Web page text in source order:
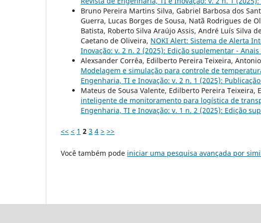
Bruno Pereira Martins Silva, Gabriel Barbosa dos
Guerra, Lucas Borges de Sousa, Natã Rodrigues de
Batista, Roberto Silva Araújo Assis, André Luís Silva
Caetano de Oliveira, NOKI Alert: Sistema de Alerta
Inovação: v. 2 n. 2 (2025): Edição suplementar - Anais
Alexsander Corrêa, Edilberto Pereira Teixeira,
Modelagem e simulação para controle de
Engenharia, TI e Inovação: v. 2 n. 1 (2025):
Mateus de Sousa Valente, Edilberto Pereira Teixeira,
inteligente de monitoramento para logística de
Engenharia, TI e Inovação: v. 1 n. 2 (2025): Edição
<< < 1 2 3 4 > >>
Você também pode iniciar uma pesquisa avançada por